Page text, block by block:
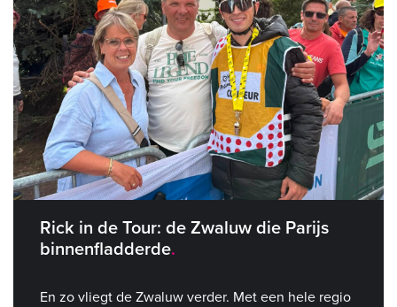
Rick in de Tour: de Zwaluw die Parijs
binnenfladderde
En zo vliegt de Zwaluw verder. Met een hele regio